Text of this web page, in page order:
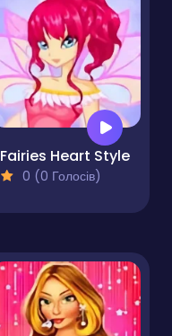
Fairies Heart Style
0 (0 Голосів)